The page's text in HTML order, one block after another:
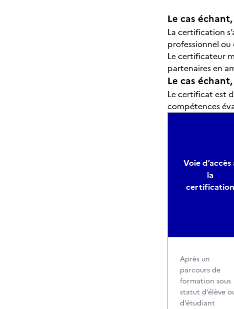
Le cas
La certification
professionnel
Le certificateur
partenaires en
Le cas
Le certificat est
compétences
Voie d’accès
la
certification
Après un
parcours de
formation sous
statut d’élève
d’étudiant